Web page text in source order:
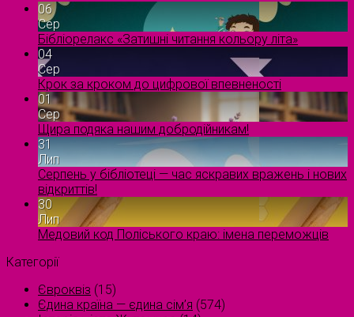
06
Сер
Бібліорелакс «Затишні читання кольору літа»
04
Сер
Крок за кроком до цифрової впевненості
01
Сер
Щира подяка нашим добродійникам!
31
Лип
Серпень у бібліотеці — час яскравих вражень і нових
відкриттів!
30
Лип
Медовий код Поліського краю: імена переможців
Категорії
Євроквіз (15)
Єдина країна — єдина сім’я (574)